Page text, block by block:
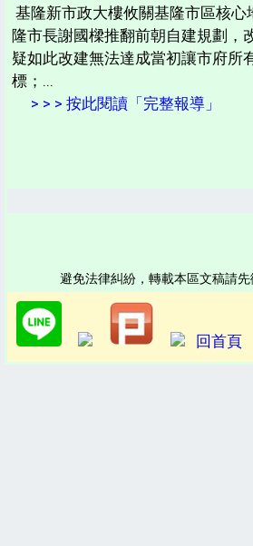
基隆新市政大樓攸關基隆市區核心
隆市長謝國樑推翻前朝自建規劃，
疑如此改建無法達成當初讓市府所
標；...
> > > 按此閱讀「完整報導」
避免法律糾紛，轉載本區文稿請先
回首頁